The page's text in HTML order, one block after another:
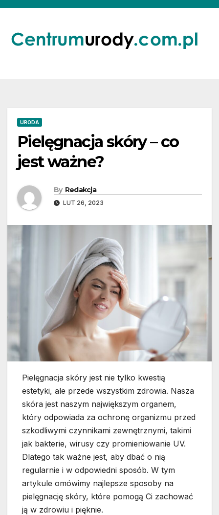
Skip
content
URODA
Pielęgnacja skóry – co
jest ważne?
By Redakcja
LUT 26, 2023
Pielęgnacja skóry jest nie tylko kwestią
estetyki, ale przede wszystkim zdrowia. Nasza
skóra jest naszym największym organem,
który odpowiada za ochronę organizmu przed
szkodliwymi czynnikami zewnętrznymi, takimi
jak bakterie, wirusy czy promieniowanie UV.
Dlatego tak ważne jest, aby dbać o nią
regularnie i w odpowiedni sposób. W tym
artykule omówimy najlepsze sposoby na
pielęgnację skóry, które pomogą Ci zachować
ją w zdrowiu i pięknie.